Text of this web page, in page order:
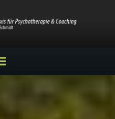
Inhalt
springen